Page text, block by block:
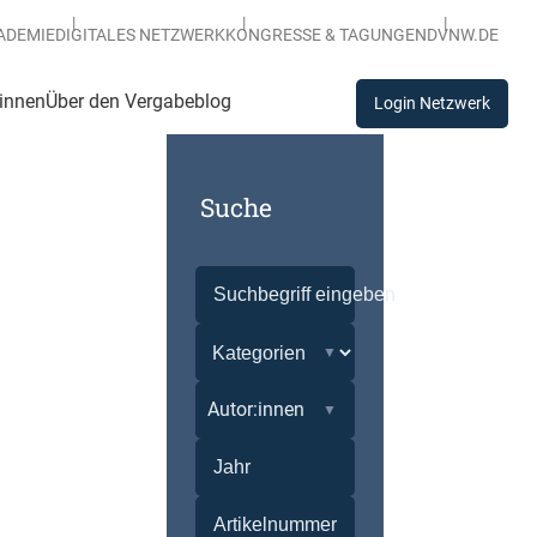
DIGITALES NETZWERKKONGRESSE & TAGUNGENDVNW.DE
Über den Vergabeblog Login Netzwerk
Suche
Autor:innen